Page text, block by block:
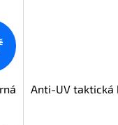
Anti-UV taktická